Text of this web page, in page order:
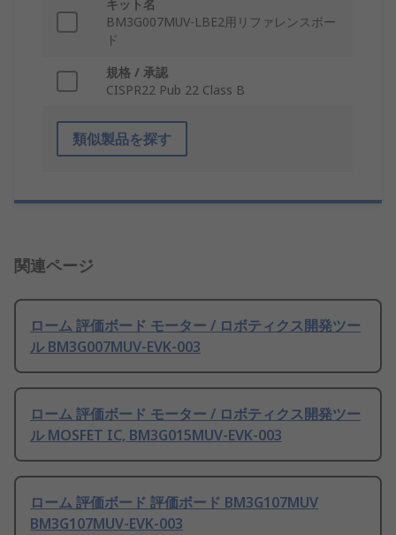
キット名
BM3G007MUV-LBE2用リファレンスボー
ド
規格 / 承認
CISPR22 Pub 22 Class B
類似製品を探す
関連ページ
ローム 評価ボード モーター / ロボティクス開発ツー
ル BM3G007MUV-EVK-003
ローム 評価ボード モーター / ロボティクス開発ツー
ル MOSFET IC, BM3G015MUV-EVK-003
ローム 評価ボード 評価ボード BM3G107MUV
BM3G107MUV-EVK-003